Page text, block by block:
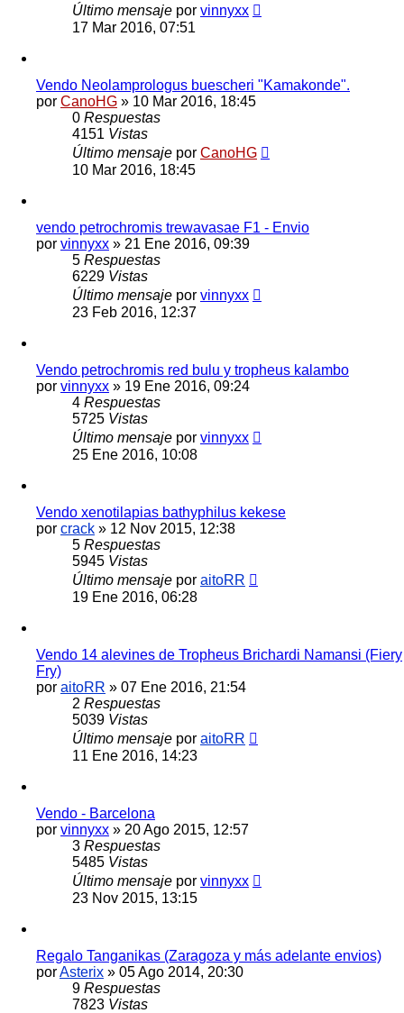
Último mensaje por vinnyxx
17 Mar 2016, 07:51
Vendo Neolamprologus buescheri "Kamakonde".
por CanoHG » 10 Mar 2016, 18:45
0 Respuestas
4151 Vistas
Último mensaje por CanoHG
10 Mar 2016, 18:45
vendo petrochromis trewavasae F1 - Envio
por vinnyxx » 21 Ene 2016, 09:39
5 Respuestas
6229 Vistas
Último mensaje por vinnyxx
23 Feb 2016, 12:37
Vendo petrochromis red bulu y tropheus kalambo
por vinnyxx » 19 Ene 2016, 09:24
4 Respuestas
5725 Vistas
Último mensaje por vinnyxx
25 Ene 2016, 10:08
Vendo xenotilapias bathyphilus kekese
por crack » 12 Nov 2015, 12:38
5 Respuestas
5945 Vistas
Último mensaje por aitoRR
19 Ene 2016, 06:28
Vendo 14 alevines de Tropheus Brichardi Namansi (Fiery
Fry)
por aitoRR » 07 Ene 2016, 21:54
2 Respuestas
5039 Vistas
Último mensaje por aitoRR
11 Ene 2016, 14:23
Vendo - Barcelona
por vinnyxx » 20 Ago 2015, 12:57
3 Respuestas
5485 Vistas
Último mensaje por vinnyxx
23 Nov 2015, 13:15
Regalo Tanganikas (Zaragoza y más adelante envios)
porAsterix » 05 Ago 2014, 20:30
9 Respuestas
7823 Vistas